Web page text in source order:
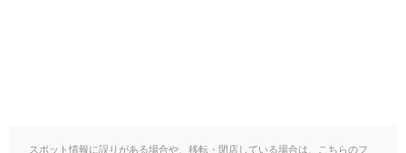
スポット情報に誤りがある場合や、移転・閉店している場合は、こちらのフ